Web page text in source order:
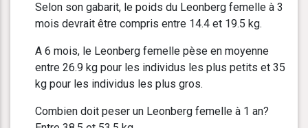
Selon son gabarit, le poids du Leonberg femelle à 3
mois devrait être compris entre 14.4 et 19.5 kg.
A 6 mois, le Leonberg femelle pèse en moyenne
entre 26.9 kg pour les individus les plus petits et 35
kg pour les individus les plus gros.
Combien doit peser un Leonberg femelle à 1 an?